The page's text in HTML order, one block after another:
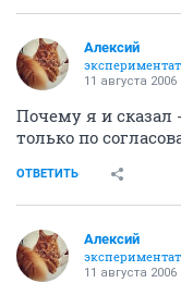
Алексий
11 августа 2006
Почему я и сказал
только по
ОТВЕТИТЬ
Алексий
11 августа 2006